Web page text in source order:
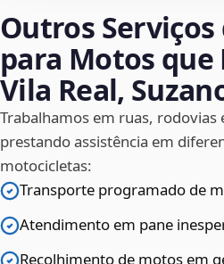
Outros
para Motos que
Vila Real,
Trabalhamos em ruas, rodovias
prestando assistência em
motocicletas:
Transporte programado de
Atendimento em pane
Recolhimento de motos em